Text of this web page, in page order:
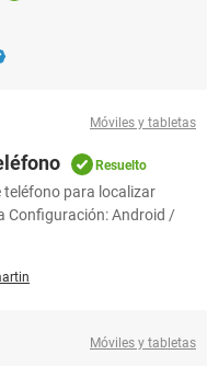
Móviles y tabletas
Resuelto
teléfono para localizar
Configuración: Android /
Móviles y tabletas